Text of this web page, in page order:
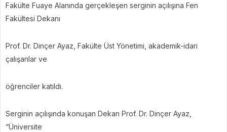
Fakülte Fuaye Alanında gerçekleşen serginin açılışına Fen
Fakültesi Dekanı
Prof. Dr. Dinçer Ayaz, Fakülte Üst Yönetimi, akademik-idari
çalışanlar ve
öğrenciler katıldı.
Serginin açılışında konuşan Dekan Prof. Dr. Dinçer Ayaz,
“Üniversite